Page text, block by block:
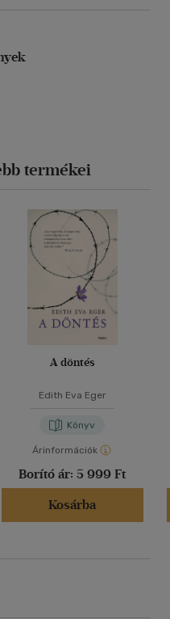
termékei
A döntés
Edith Eva Eger
Könyv
Árinformációk
Borító ár: 5 999 Ft
Kosárba